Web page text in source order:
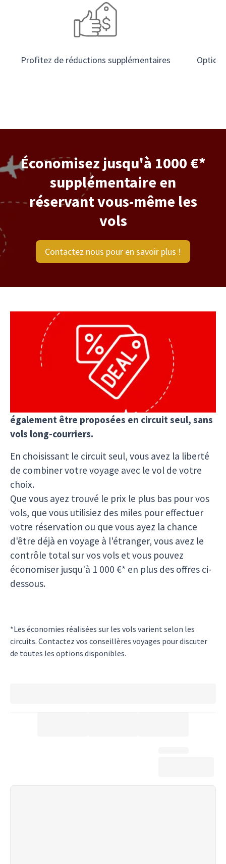
Profitez de réductions supplémentaires
Économisez jusqu'à 1000 €*
supplémentaire en
réservant vous-même les
vols
Contactez nous pour en savoir plus !
Toutes nos offres de dernière minute sont des
forfaits qui comprennent le circuit et les vols
long-courriers au départ de l'Europe. Cela
permet de simplifier au maximum les choses pour
Toutes ces offres de dernière minute peuvent
également être proposées en circuit seul, sans
vols long-courriers.
En choisissant le circuit seul, vous avez la liberté
de combiner votre voyage avec le vol de votre
choix.
Que vous ayez trouvé le prix le plus bas pour vos
vols, que vous utilisiez des miles pour effectuer
votre réservation ou que vous ayez la chance
d'être déjà en voyage à l'étranger, vous avez le
contrôle total sur vos vols et vous pouvez
économiser jusqu'à 1 000 €* en plus des offres ci-
dessous.
*Les économies réalisées sur les vols varient selon les
circuits. Contactez vos conseillères voyages pour discuter
de toutes les options disponibles.